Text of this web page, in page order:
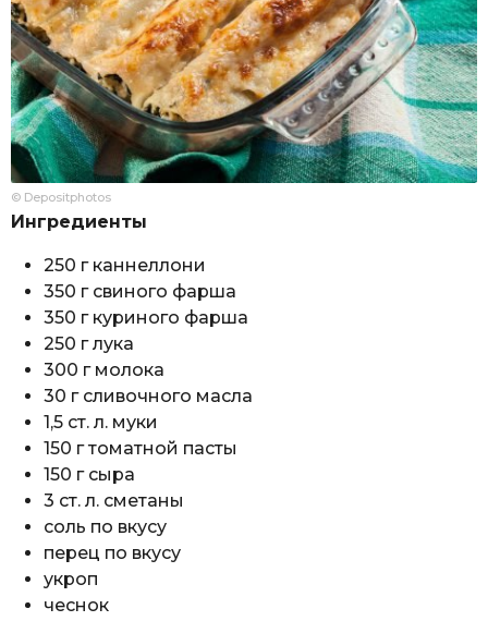
© Depositphotos
Ингредиенты
250 г каннеллони
350 г свиного фарша
350 г куриного фарша
250 г лука
300 г молока
30 г сливочного масла
1,5 ст. л. муки
150 г томатной пасты
150 г сыра
3 ст. л. сметаны
соль по вкусу
перец по вкусу
укроп
чеснок